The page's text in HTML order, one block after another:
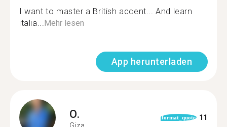
I want to master a British accent... And learn
italia...Mehr lesen
App herunterladen
O.
Giza
format_quote 11